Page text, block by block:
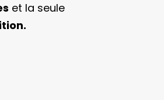
et la seule